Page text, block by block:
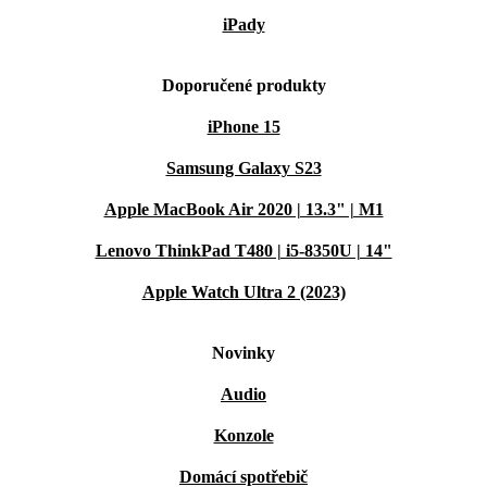
iPady
Doporučené produkty
iPhone 15
Samsung Galaxy S23
Apple MacBook Air 2020 | 13.3" | M1
Lenovo ThinkPad T480 | i5-8350U | 14"
Apple Watch Ultra 2 (2023)
Novinky
Audio
Konzole
Domácí spotřebič